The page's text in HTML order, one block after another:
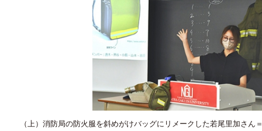
（上）消防局の防火服を斜めがけバッグにリメークした若尾里加さ